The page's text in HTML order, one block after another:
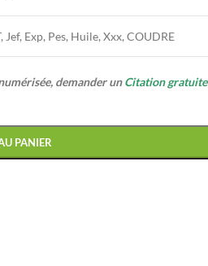
Jef, Exp, Pes, Huile, Xxx, COUDRE
demander unCitation gratuite
PANIER